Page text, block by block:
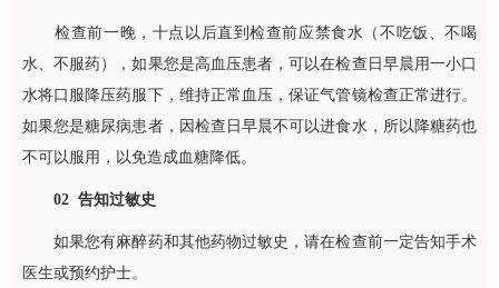
检查前一晚，十点以后直到检查前应禁食水（不吃饭、不喝
水、不服药），如果您是高血压患者，可以在检查日早晨用一小口
水将口服降压药服下，维持正常血压，保证气管镜检查正常进行。
如果您是糖尿病患者，因检查日早晨不可以进食水，所以降糖药也
不可以服用，以免造成血糖降低。
02 告知过敏史
如果您有麻醉药和其他药物过敏史，请在检查前一定告知手术
医生或预约护士。